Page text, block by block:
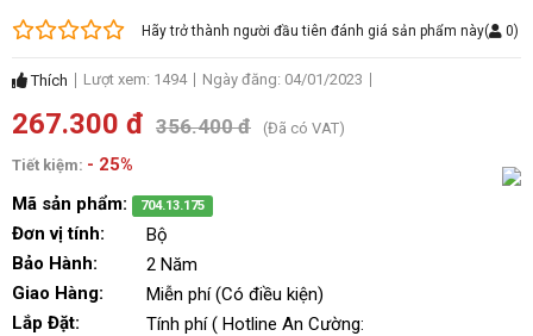
Hãy trở thành người đầu tiên đánh giá sản phẩm này( 0)
Thích Lượt xem: 1494 Ngày đăng: 04/01/2023
267.300 đ 356.400 đ (Đã có VAT)
Tiết kiệm: - 25%
Mã sản phẩm:
704.13.175
Đơn vị tính:
Bộ
Bảo Hành:
2 Năm
Giao Hàng:
Miễn phí (Có điều kiện)
Lắp Đặt:
Tính phí ( Hotline An Cường: